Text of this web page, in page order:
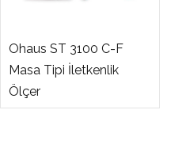
Ohaus ST 3100 C-F
Masa Tipi İletkenlik
Ölçer